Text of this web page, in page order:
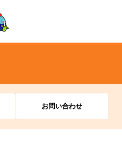
お問い合わせ